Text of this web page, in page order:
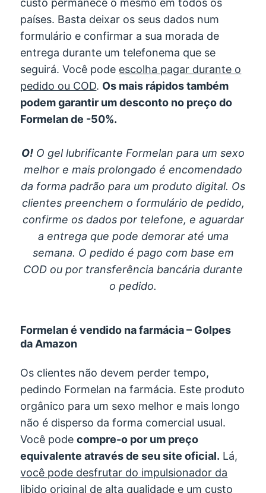
custo permanece o mesmo em todos os
países. Basta deixar os seus dados num
formulário e confirmar a sua morada de
entrega durante um telefonema que se
seguirá. Você pode escolha pagar durante o
pedido ou COD. Os mais rápidos também
podem garantir um desconto no preço do
Formelan de -50%.
O! O gel lubrificante Formelan para um sexo
melhor e mais prolongado é encomendado
da forma padrão para um produto digital. Os
clientes preenchem o formulário de pedido,
confirme os dados por telefone, e aguardar
a entrega que pode demorar até uma
semana. O pedido é pago com base em
COD ou por transferência bancária durante
o pedido.
Formelan é vendido na farmácia – Golpes
da Amazon
Os clientes não devem perder tempo,
pedindo Formelan na farmácia. Este produto
orgânico para um sexo melhor e mais longo
não é disperso da forma comercial usual.
Você podecompre-o por um preço
equivalente através de seu site oficial. Lá,
você pode desfrutar do impulsionador da
libido original de alta qualidade e um custo